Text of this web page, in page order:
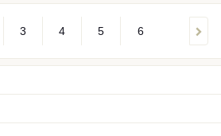
3 4 5 6